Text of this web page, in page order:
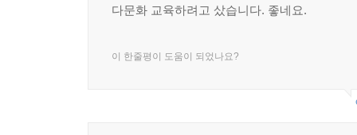
다문화 교육하려고 샀습니다. 좋네요.
이 한줄평이 도움이 되었나요?